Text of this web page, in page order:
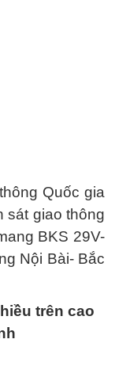
Quốc gia
sát giao thông
BKS 29V-
Nội Bài- Bắc
trên cao